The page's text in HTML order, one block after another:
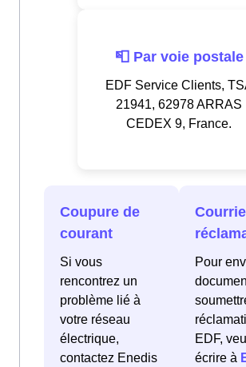
📮 Par voie postale
EDF Service Clients,
21941, 62978 ARRAS
CEDEX 9, France.
Coupure de
courant
Si vous
rencontrez un
problème lié à
votre réseau
électrique,
contactez Enedis
Pour
EDF,
écrire à